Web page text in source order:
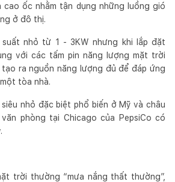
ốc nhằm tận dụng những luồng gió
ở đô thị.
nhỏ từ 1 - 3KW nhưng khi lắp đặt
với các tấm pin năng lượng mặt trời
ra nguồn năng lượng đủ để đáp ứng
tòa nhà.
nhỏ đặc biệt phổ biến ở Mỹ và châu
phòng tại Chicago của PepsiCo có
trời thường “mưa nắng thất thường”,